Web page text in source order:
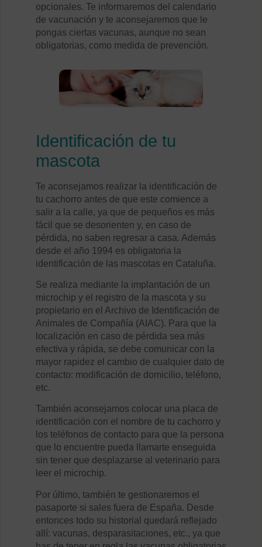
opcionales. Te informaremos del calendario
de vacunación y te aconsejaremos que le
pongas ciertas vacunas, aunque no sean
obligatorias, como medida de prevención.
Identificación de tu
mascota
Te aconsejamos realizar la identificación de
tu cachorro antes de que este comience a
salir a la calle, ya que de pequeños es más
fácil que se desorienten y, en caso de
pérdida, no saben regresar a casa. Además
desde el año 1994 es obligatoria la
identificación de las mascotas en Cataluña.
Se realiza mediante la implantación de un
microchip y el registro de la mascota y su
propietario en el Archivo de Identificación de
Animales de Compañía (AIAC). Para que la
localización en caso de pérdida sea más
efectiva y rápida, se debe comunicar con la
mayor rapidez el cambio de cualquier dato de
contacto: modificación de domicilio, teléfono,
etc.
También aconsejamos colocar una placa de
identificación con el nombre de tu cachorro y
los teléfonos de contacto para que la persona
que lo encuentre pueda llamarte enseguida
sin tener que desplazarse al veterinario para
leer el microchip.
Por último, también te gestionaremos el
pasaporte si sales fuera de España. Desde
entonces todo su historial quedará reflejado
allí: vacunas, desparasitaciones, etc., ya que